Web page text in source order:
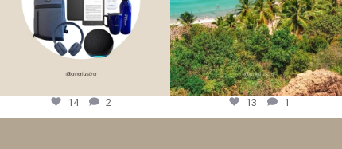
14 2 13 1